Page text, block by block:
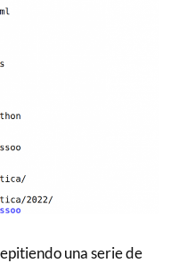
una serie de